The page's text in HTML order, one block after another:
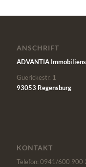
ANSCHRIFT
ADVANTIA
Guerickestr. 1
93053 Regensburg
KONTAKT
Telefon: 0941/600 900